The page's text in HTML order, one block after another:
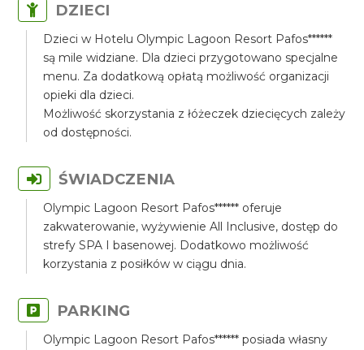
DZIECI
Dzieci w Hotelu Olympic Lagoon Resort Pafos******
są mile widziane. Dla dzieci przygotowano specjalne
menu. Za dodatkową opłatą możliwość organizacji
opieki dla dzieci.
Możliwość skorzystania z łóżeczek dziecięcych zależy
od dostępności.
ŚWIADCZENIA
Olympic Lagoon Resort Pafos****** oferuje
zakwaterowanie, wyżywienie All Inclusive, dostęp do
strefy SPA I basenowej. Dodatkowo możliwość
korzystania z posiłków w ciągu dnia.
PARKING
Olympic Lagoon Resort Pafos****** posiada własny